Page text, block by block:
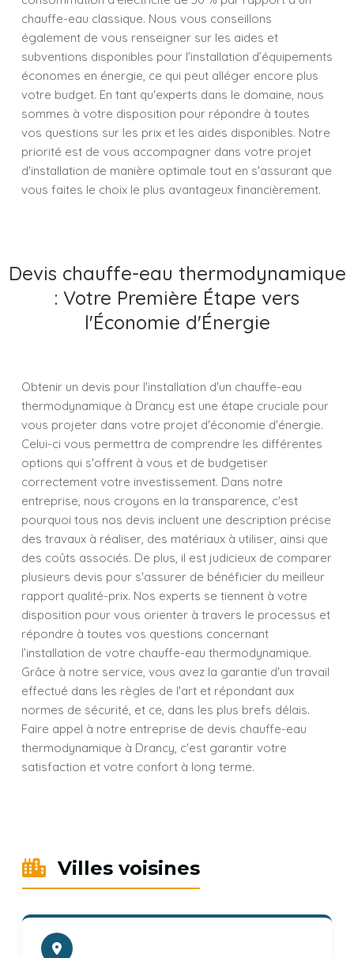
chauffe-eau classique. Nous vous conseillons
également de vous renseigner sur les aides et
subventions disponibles pour l’installation d’équipements
économes en énergie, ce qui peut alléger encore plus
votre budget. En tant qu'experts dans le domaine, nous
sommes à votre disposition pour répondre à toutes
vos questions sur les prix et les aides disponibles. Notre
priorité est de vous accompagner dans votre projet
d'installation de manière optimale tout en s'assurant que
vous faites le choix le plus avantageux financièrement.
Devis chauffe-eau thermodynamique
: Votre Première Étape vers
l'Économie d'Énergie
Obtenir un devis pour l'installation d'un chauffe-eau
thermodynamique à Drancy est une étape cruciale pour
vous projeter dans votre projet d'économie d'énergie.
Celui-ci vous permettra de comprendre les différentes
options qui s'offrent à vous et de budgetiser
correctement votre investissement. Dans notre
entreprise, nous croyons en la transparence, c'est
pourquoi tous nos devis incluent une description précise
des travaux à réaliser, des matériaux à utiliser, ainsi que
des coûts associés. De plus, il est judicieux de comparer
plusieurs devis pour s'assurer de bénéficier du meilleur
rapport qualité-prix. Nos experts se tiennent à votre
disposition pour vous orienter à travers le processus et
répondre à toutes vos questions concernant
l’installation de votre chauffe-eau thermodynamique.
Grâce à notre service, vous avez la garantie d'un travail
effectué dans les règles de l'art et répondant aux
normes de sécurité, et ce, dans les plus brefs délais.
Faire appel à notre entreprise de devis chauffe-eau
thermodynamique à Drancy, c'est garantir votre
satisfaction et votre confort à long terme.
Villes voisines